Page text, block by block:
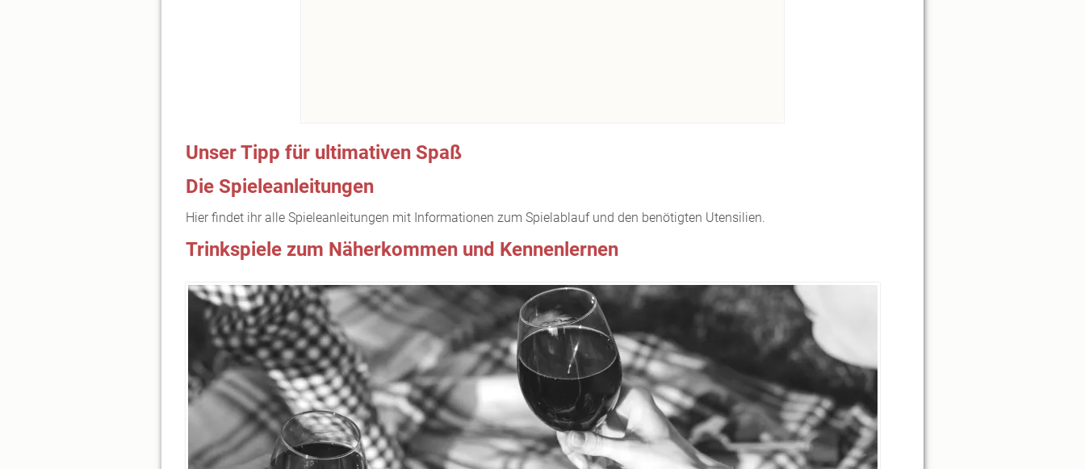
Unser Tipp für ultimativen Spaß
Die Spieleanleitungen
Hier findet ihr alle Spieleanleitungen mit Informationen zum Spielablauf und den benötigten Utensilien.
Trinkspiele zum Näherkommen und Kennenlernen